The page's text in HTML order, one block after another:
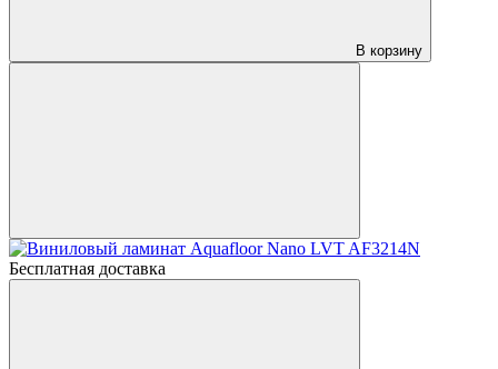
В корзину
Бесплатная доставка